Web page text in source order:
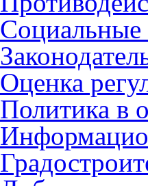
Оценка
Политика в